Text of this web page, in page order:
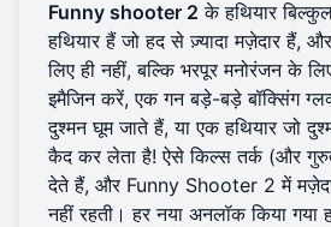
Funny shooter 2 के हथियार
हथियार हैं जो हद से ज़्यादा मज़ेदार हैं,
लिए ही नहीं, बल्कि भरपूर मनोरंजन के
इमैजिन करें, एक गन बड़े-बड़े बॉक्सिंग
दुश्मन घूम जाते हैं, या एक हथियार जो
कैद कर लेता है! ऐसे किल्स तर्क (और
देते हैं, और Funny Shooter 2 में
नहीं रहती। हर नया अनलॉक किया गया